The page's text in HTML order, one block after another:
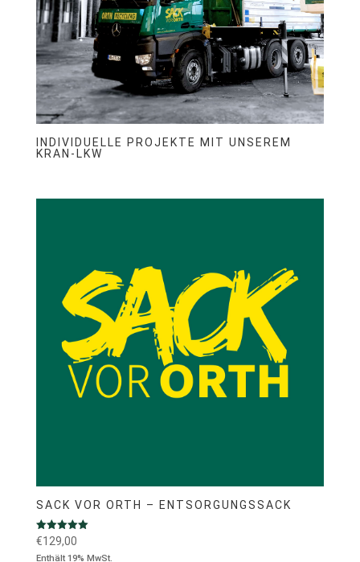
INDIVIDUELLE PROJEKTE MIT UNSEREM
KRAN-LKW
SACK VOR ORTH – ENTSORGUNGSSACK
Bewertet mit
5.00
von 5
€129,00
Enthält 19% MwSt.